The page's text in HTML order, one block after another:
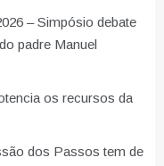
– Simpósio debate
padre Manuel
os recursos da
dos Passos tem de